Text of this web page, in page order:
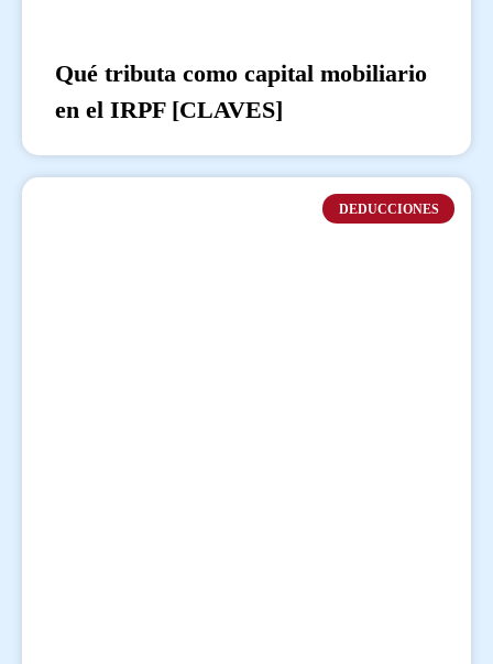
Qué tributa como capital mobiliario
en el IRPF [CLAVES]
DEDUCCIONES